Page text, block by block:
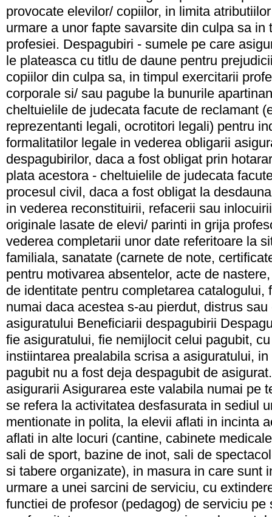
provocate elevilor/ copiilor, in limita
urmare a unor fapte savarsite din culpa sa in
profesiei. Despagubiri - sumele pe care
le plateasca cu titlu de daune pentru
copiilor din culpa sa, in timpul exercitarii
corporale si/ sau pagube la bunurile
cheltuielile de judecata facute de reclamant
reprezentanti legali, ocrotitori legali) pentru
formalitatilor legale in vederea obligarii
despagubirilor, daca a fost obligat prin
plata acestora - cheltuielile de judecata
procesul civil, daca a fost obligat la
in vederea reconstituirii, refacerii sau
originale lasate de elevi/ parinti in grija
vederea completarii unor date referitoare la
familiala, sanatate (carnete de note,
pentru motivarea absentelor, acte de
de identitate pentru completarea catalogului,
numai daca acestea s-au pierdut, distrus
asiguratului Beneficiarii despagubirii
fie asiguratului, fie nemijlocit celui pagubit,
instiintarea prealabila scrisa a asiguratului,
pagubit nu a fost deja despagubit de
asigurarii Asigurarea este valabila numai pe
se refera la activitatea desfasurata in sediul
mentionate in polita, la elevii aflati in incinta
aflati in alte locuri (cantine, cabinete
sali de sport, bazine de inot, sali de
si tabere organizate), in masura in care sunt
urmare a unei sarcini de serviciu, cu
functiei de profesor (pedagog) de serviciu pe